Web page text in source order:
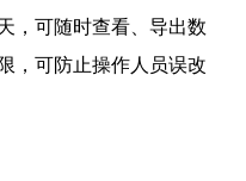
，可随时查看、导出数
，可防止操作人员误改